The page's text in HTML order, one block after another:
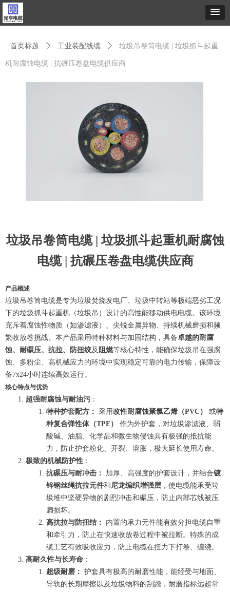
首页标题 ꄲ 工业装配线缆 ꄲ 垃圾吊卷筒电缆 | 垃圾抓斗起重
机耐腐蚀电缆 | 抗碾压卷盘电缆供应商
垃圾吊卷筒电缆 | 垃圾抓斗起重机耐腐蚀
电缆 | 抗碾压卷盘电缆供应商
产品概述
垃圾吊卷筒电缆是专为垃圾焚烧发电厂、垃圾中转站等极端恶劣工况
下的垃圾抓斗起重机（垃圾吊）设计的高性能移动供电电缆。该环境
充斥着腐蚀性物质（如渗滤液）、尖锐金属异物、持续机械磨损和频
繁收放卷挑战。本产品采用特种材料与加固结构，具备卓越的耐腐
蚀、耐碾压、抗拉、防扭绞及 阻燃等核心特性，能确保垃圾吊在强腐
蚀、多粉尘、高机械应力的环境中实现稳定可靠的电力传输，保障设
备7x24小时连续高效运行。
核心特点与优势
超强耐腐蚀与耐油污 ：
特种护套配方： 采用改性耐腐蚀聚氯乙烯（PVC） 或特
种复合弹性体（TPE）
作为外护套，对垃圾渗滤液、弱
酸碱、油脂、化学品和微生物侵蚀具有极强的抵抗能
力，防止护套粉化、开裂、溶胀，极大延长使用寿命。
极致的机械防护性 ：
抗碾压与耐冲击：
加厚、高强度的护套设计，并结合镀
锌钢丝绳抗拉元件和 尼龙编织增强层 ，使电缆能承受垃
圾堆中坚硬异物的剧烈冲击和碾压，防止内部芯线被压
扁损坏。
高抗拉与防扭结：
内置的承力元件能有效分担电缆自重
和牵引力，防止在快速收放卷过程中被拉断。特殊的成
缆工艺有效吸收应力，防止电缆在扭力下打卷、缠绕。
高耐久性与长寿命 ：
超级耐磨： 护套具有极高的耐磨性能，能经受与地面、
导轨的长期摩擦以及垃圾物料的刮蹭，耐磨指标远超常